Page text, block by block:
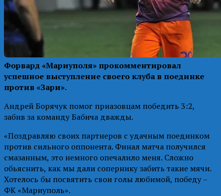
Форвард «Мариуполя» прокомментировал
успешное выступление своего клуба в поединке
против «Зари».
Андрей Борячук помог приазовцам победить 3:2,
забив за команду Бабича дважды.
«Поздравляю своих партнеров с удачным поединком
против сильного оппонента. Финал матча получился
смазанным, это немного опечалило меня. Сложно
обьяснить, как мы дали сопернику забить такие мячи.
Хотелось бы посвятить свои голы любимой, победу –
ФК «Мариуполь».